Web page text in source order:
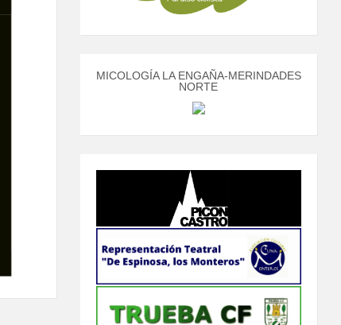
MICOLOGÍA LA ENGAÑA-MERINDADES
NORTE